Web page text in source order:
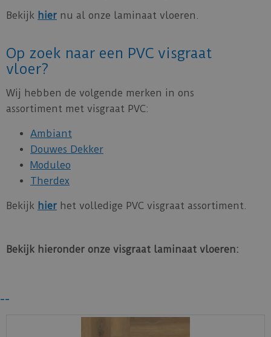
Bekijk hier nu al onze laminaat vloeren.
Op zoek naar een PVC visgraat
vloer?
Wij hebben de volgende merken in ons
assortiment met visgraat PVC:
Ambiant
Douwes Dekker
Moduleo
Therdex
Bekijk hier het volledige PVC visgraat assortiment.
Bekijk hieronder onze visgraat laminaat vloeren:
--